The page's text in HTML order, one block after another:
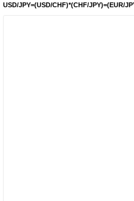
USD/JPY=(USD/CHF)*(CHF/JPY)=(EUR/